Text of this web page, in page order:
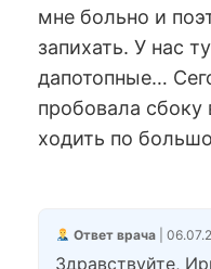
мне больно и
запихать. У нас
дапотопные…
пробовала сбоку
ходить по
Ответ врача|
Здравствуйте,